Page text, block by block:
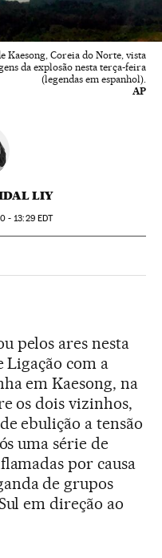
Kaesong, Coreia do Norte, vista
da explosão nesta terça-feira
(legendas em espanhol).
AP
LIY
- 13:29EDT
pelos ares nesta
com a
em Kaesong, na
os dois vizinhos,
ebulição a tensão
uma série de
por causa
de grupos
em direção ao